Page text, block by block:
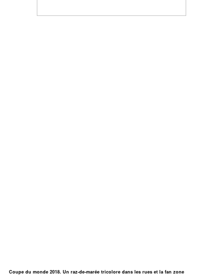
Coupe du monde 2018. Un raz-de-marée tricolore dans les rues et la fan zone